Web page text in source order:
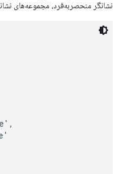
نشانگر منحصربه‌فرد، مجموعه‌های